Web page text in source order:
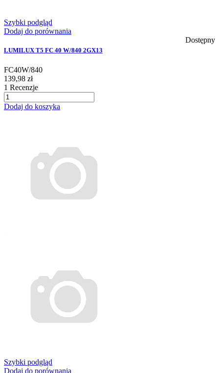
Szybki podgląd
Dodaj do porównania
Dostępny
LUMILUX T5 FC 40 W/840 2GX13
FC40W/840
139,98 zł
1 Recenzje
Dodaj do koszyka
Szybki podgląd
Dodaj do porównania